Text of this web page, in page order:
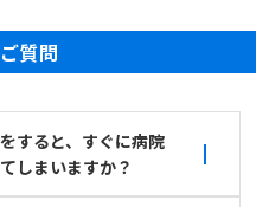
質問
すると、すぐに病院
しまいますか？